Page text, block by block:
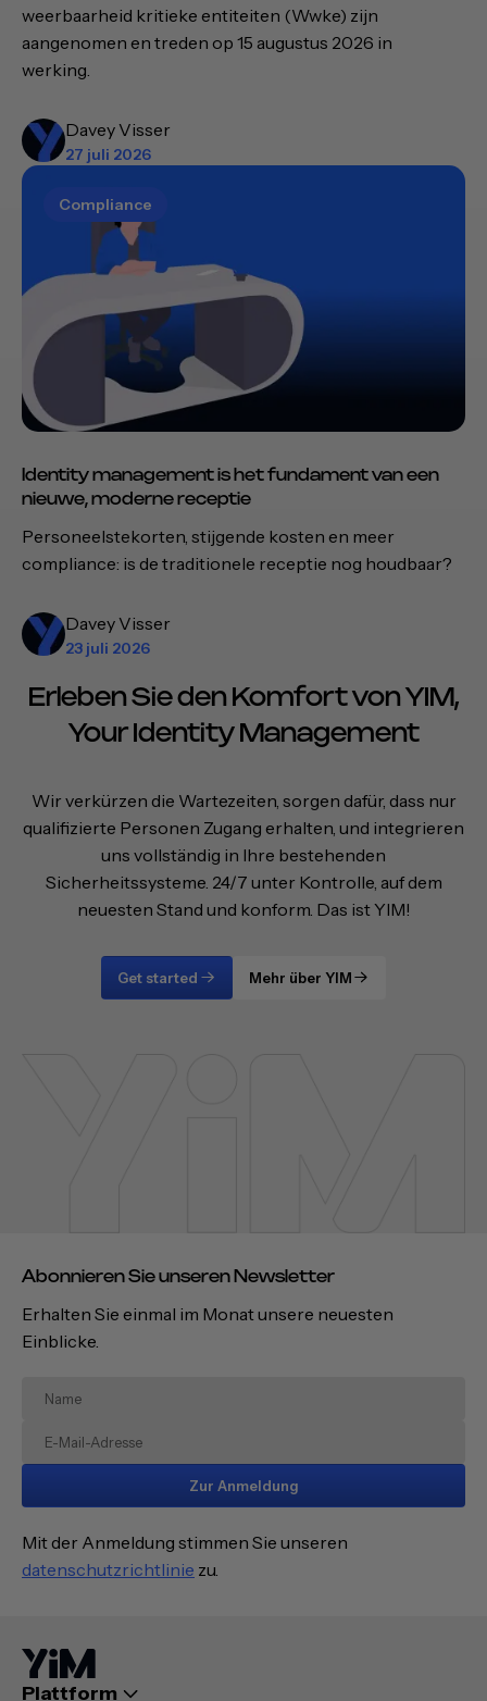
weerbaarheid kritieke entiteiten (Wwke) zijn
aangenomen en treden op 15 augustus 2026 in
werking.
Davey Visser
27 juli 2026
Compliance
Identity management is het fundament van een
nieuwe, moderne receptie
Personeelstekorten, stijgende kosten en meer
compliance: is de traditionele receptie nog houdbaar?
Davey Visser
23 juli 2026
Erleben Sie den Komfort von YIM,
Your Identity Management
Wir verkürzen die Wartezeiten, sorgen dafür, dass nur
qualifizierte Personen Zugang erhalten, und integrieren
uns vollständig in Ihre bestehenden
Sicherheitssysteme. 24/7 unter Kontrolle, auf dem
neuesten Stand und konform. Das ist YIM!
Get started Mehr über YIM
Abonnieren Sie unseren Newsletter
Erhalten Sie einmal im Monat unsere neuesten
Einblicke.
Zur Anmeldung
Mit der Anmeldung stimmen Sie unseren
datenschutzrichtlinie zu.
Plattform